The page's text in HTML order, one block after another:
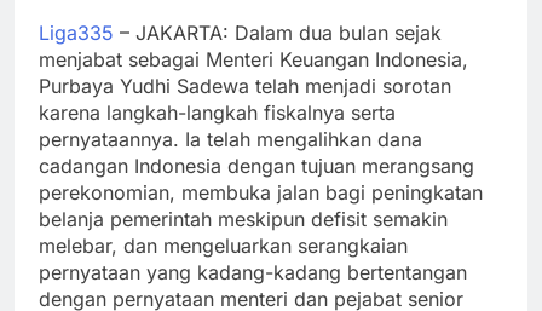
Liga335 – JAKARTA: Dalam dua bulan sejak
menjabat sebagai Menteri Keuangan Indonesia,
Purbaya Yudhi Sadewa telah menjadi sorotan
karena langkah-langkah fiskalnya serta
pernyataannya. Ia telah mengalihkan dana
cadangan Indonesia dengan tujuan merangsang
perekonomian, membuka jalan bagi peningkatan
belanja pemerintah meskipun defisit semakin
melebar, dan mengeluarkan serangkaian
pernyataan yang kadang-kadang bertentangan
dengan pernyataan menteri dan pejabat senior